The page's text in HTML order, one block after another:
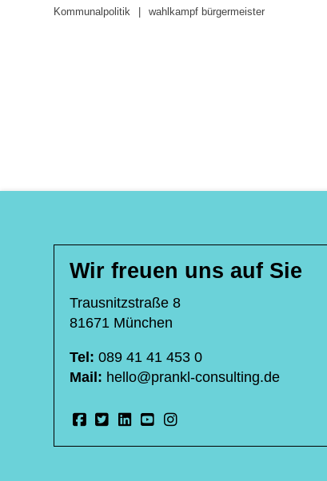
Kommunalpolitik
wahlkampf bürgermeister
Wir freuen uns auf Sie
Trausnitzstraße 8
81671 München
Tel:089 41 41 453 0
Mail: hello@prankl-consulting.de